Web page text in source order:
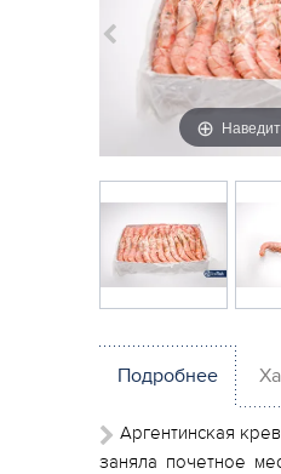
Подробнее
Аргентинская
заняла почетное